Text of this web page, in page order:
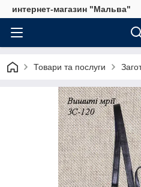
интернет-магазин "Мальва"
Товари та послуги